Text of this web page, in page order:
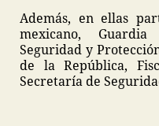
Además, en ellas
mexicano,
Seguridad y
de la República,
Secretaría de